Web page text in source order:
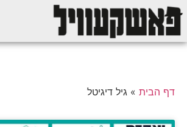
דף הבית » גיל דיגיטל